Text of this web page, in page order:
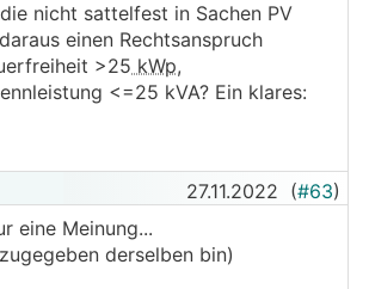
Der Name auf einer Rechnung
ist bei der Beurteilung einer
von vielen Puzzleteilen und nicht
Weitere Aspekte der
wer hat die Anlage finanziert, wer
Konto gehen die Erträge ein,
etwaigen Steuerprüfung selbst
nicht sattelfest in Sachen PV
einen Rechtsanspruch
>25 kWp,
<=25 kVA? Ein klares:
27.11.2022 (#63)
eine Meinung...
derselben bin)